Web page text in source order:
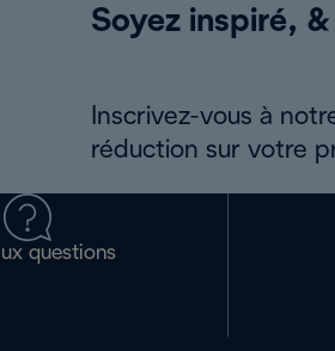
Soyez inspiré,
Inscrivez-vous à
réduction sur votre
questions